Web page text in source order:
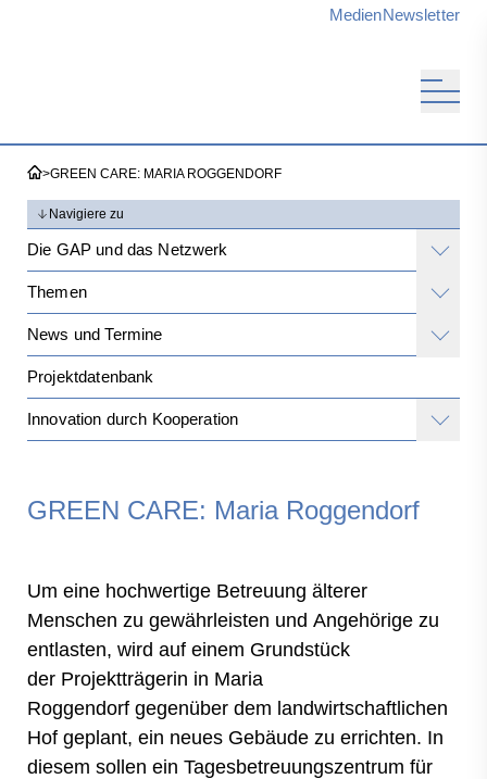
MedienNewsletter
>GREEN CARE: MARIA ROGGENDORF
Navigiere zu
Die GAP und das Netzwerk
Themen
News und Termine
Projektdatenbank
Innovation durch Kooperation
GREEN CARE: Maria Roggendorf
Um eine hochwertige Betreuung älterer
Menschen zu gewährleisten und Angehörige zu
entlasten, wird auf einem Grundstück
der Projektträgerin in Maria
Roggendorf gegenüber dem landwirtschaftlichen
Hof geplant, ein neues Gebäude zu errichten. In
diesem sollen ein Tagesbetreuungszentrum für